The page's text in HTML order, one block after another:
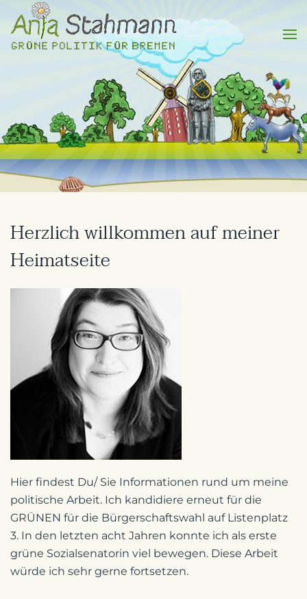
Herzlich willkommen auf meiner
Heimatseite
Hier findest Du/ Sie Informationen rund um meine
politische Arbeit. Ich kandidiere erneut für die
GRÜNEN für die Bürgerschaftswahl auf Listenplatz
3. In den letzten acht Jahren konnte ich als erste
grüne Sozialsenatorin viel bewegen. Diese Arbeit
würde ich sehr gerne fortsetzen.